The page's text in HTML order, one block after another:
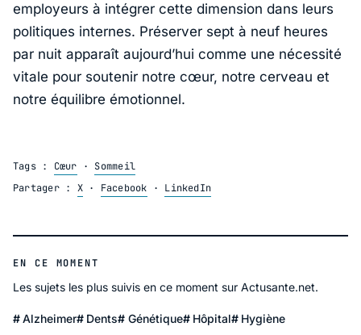
employeurs à intégrer cette dimension dans leurs
politiques internes. Préserver sept à neuf heures
par nuit apparaît aujourd’hui comme une nécessité
vitale pour soutenir notre cœur, notre cerveau et
notre équilibre émotionnel.
Tags : Cœur · Sommeil
Partager : X· Facebook · LinkedIn
EN CE MOMENT
Les sujets les plus suivis en ce moment sur Actusante.net.
Alzheimer Dents Génétique Hôpital Hygiène